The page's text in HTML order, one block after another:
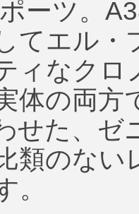
ーツ。
てエル
ィなク
体の両方
せた、ゼ
類のな
。